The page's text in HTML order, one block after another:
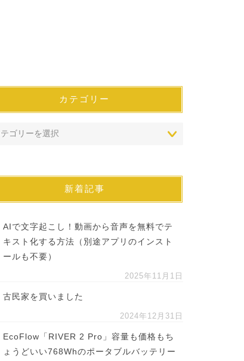
カテゴリー
新着記事
AIで文字起こし！動画から音声を無料でテ
キスト化する方法（別途アプリのインスト
ールも不要）
2025年11月1日
古民家を買いました
2024年12月31日
EcoFlow「RIVER 2 Pro」容量も価格もち
ょうどいい768Whのポータブルバッテリー